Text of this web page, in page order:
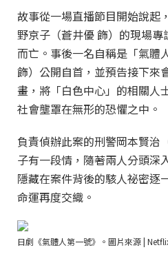
故事從一場直播節目開始說起
野京子（蒼井優 飾）的現場
而亡。事後一名自稱是「氣體
飾）公開自首，並預告接下來
畫，將「白色中心」的相關人
社會壟罩在無形的恐懼之中。
負責偵辦此案的刑警岡本賢治
子有一段情，隨著兩人分頭深
隱藏在案件背後的駭人祕密逐
命運再度交織。
日劇《氣體人第一號》。圖片來源 |